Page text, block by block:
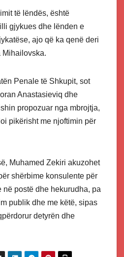
të lëndës, është
gjykues dhe lënden e
ajo që ka qenë deri
Mihailovska.
Penale të Shkupit, sot
Anastasieviq dhe
propozuar nga mbrojtja,
pikërisht me njoftimin për
Muhamed Zekiri akuzohet
shërbime konsulente për
postë dhe hekurudha, pa
publik dhe me këtë, sipas
detyrën dhe